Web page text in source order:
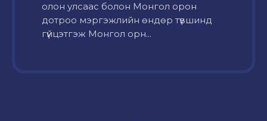
олон улсаас болон Монгол орон
дотроо мэргэжлийн өндөр түвшинд
гүйцэтгэж Монгол орн...